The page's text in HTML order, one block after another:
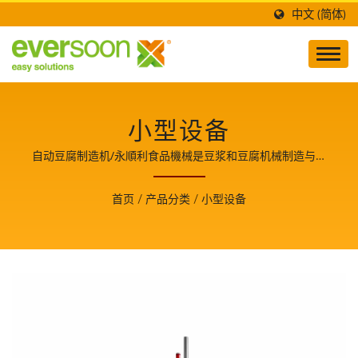
中文 (简体)
小型设备
自动豆腐制造机/永順利食品機械是豆浆和豆腐机械制造与技
术开发的领导者，也是食品安全的守护者，并分享生产豆腐美
食的关键技术与经验，使我们成为客户成长的重要伙伴。
首页 / 产品分类 / 小型设备